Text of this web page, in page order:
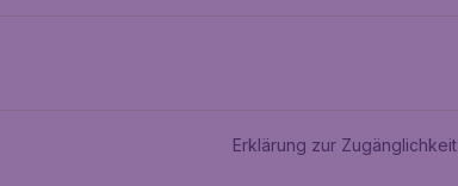
Erklärung zur Zugänglichkeit